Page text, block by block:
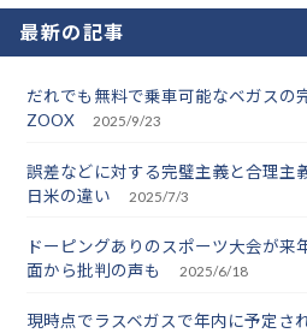
最新の記事
だれでも無料で乗車可能なベガスの
ZOOX
2025/9/23
誤差などに対する完璧主義と合理主
日米の違い
2025/7/3
ドーピングありのスポーツ大会が来
面から批判の声も
2025/6/18
現時点でラスベガスで年内に予定さ